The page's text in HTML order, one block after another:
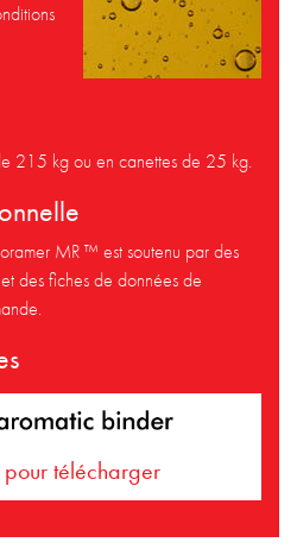
215 kg ou en canettes de 25 kg.
MR ™ est soutenu par des
des fiches de données de
télécharger